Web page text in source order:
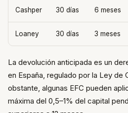
Cashper 30 días 6 meses
Loaney 30 días 3 meses
La devolución anticipada es un
en España, regulado por la Ley de
obstante, algunas EFC pueden
máxima del 0,5–1% del capital